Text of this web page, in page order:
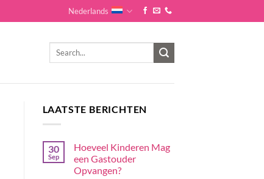
Nederlands
LAATSTE BERICHTEN
30
Sep
Hoeveel Kinderen Mag
een Gastouder
Opvangen?